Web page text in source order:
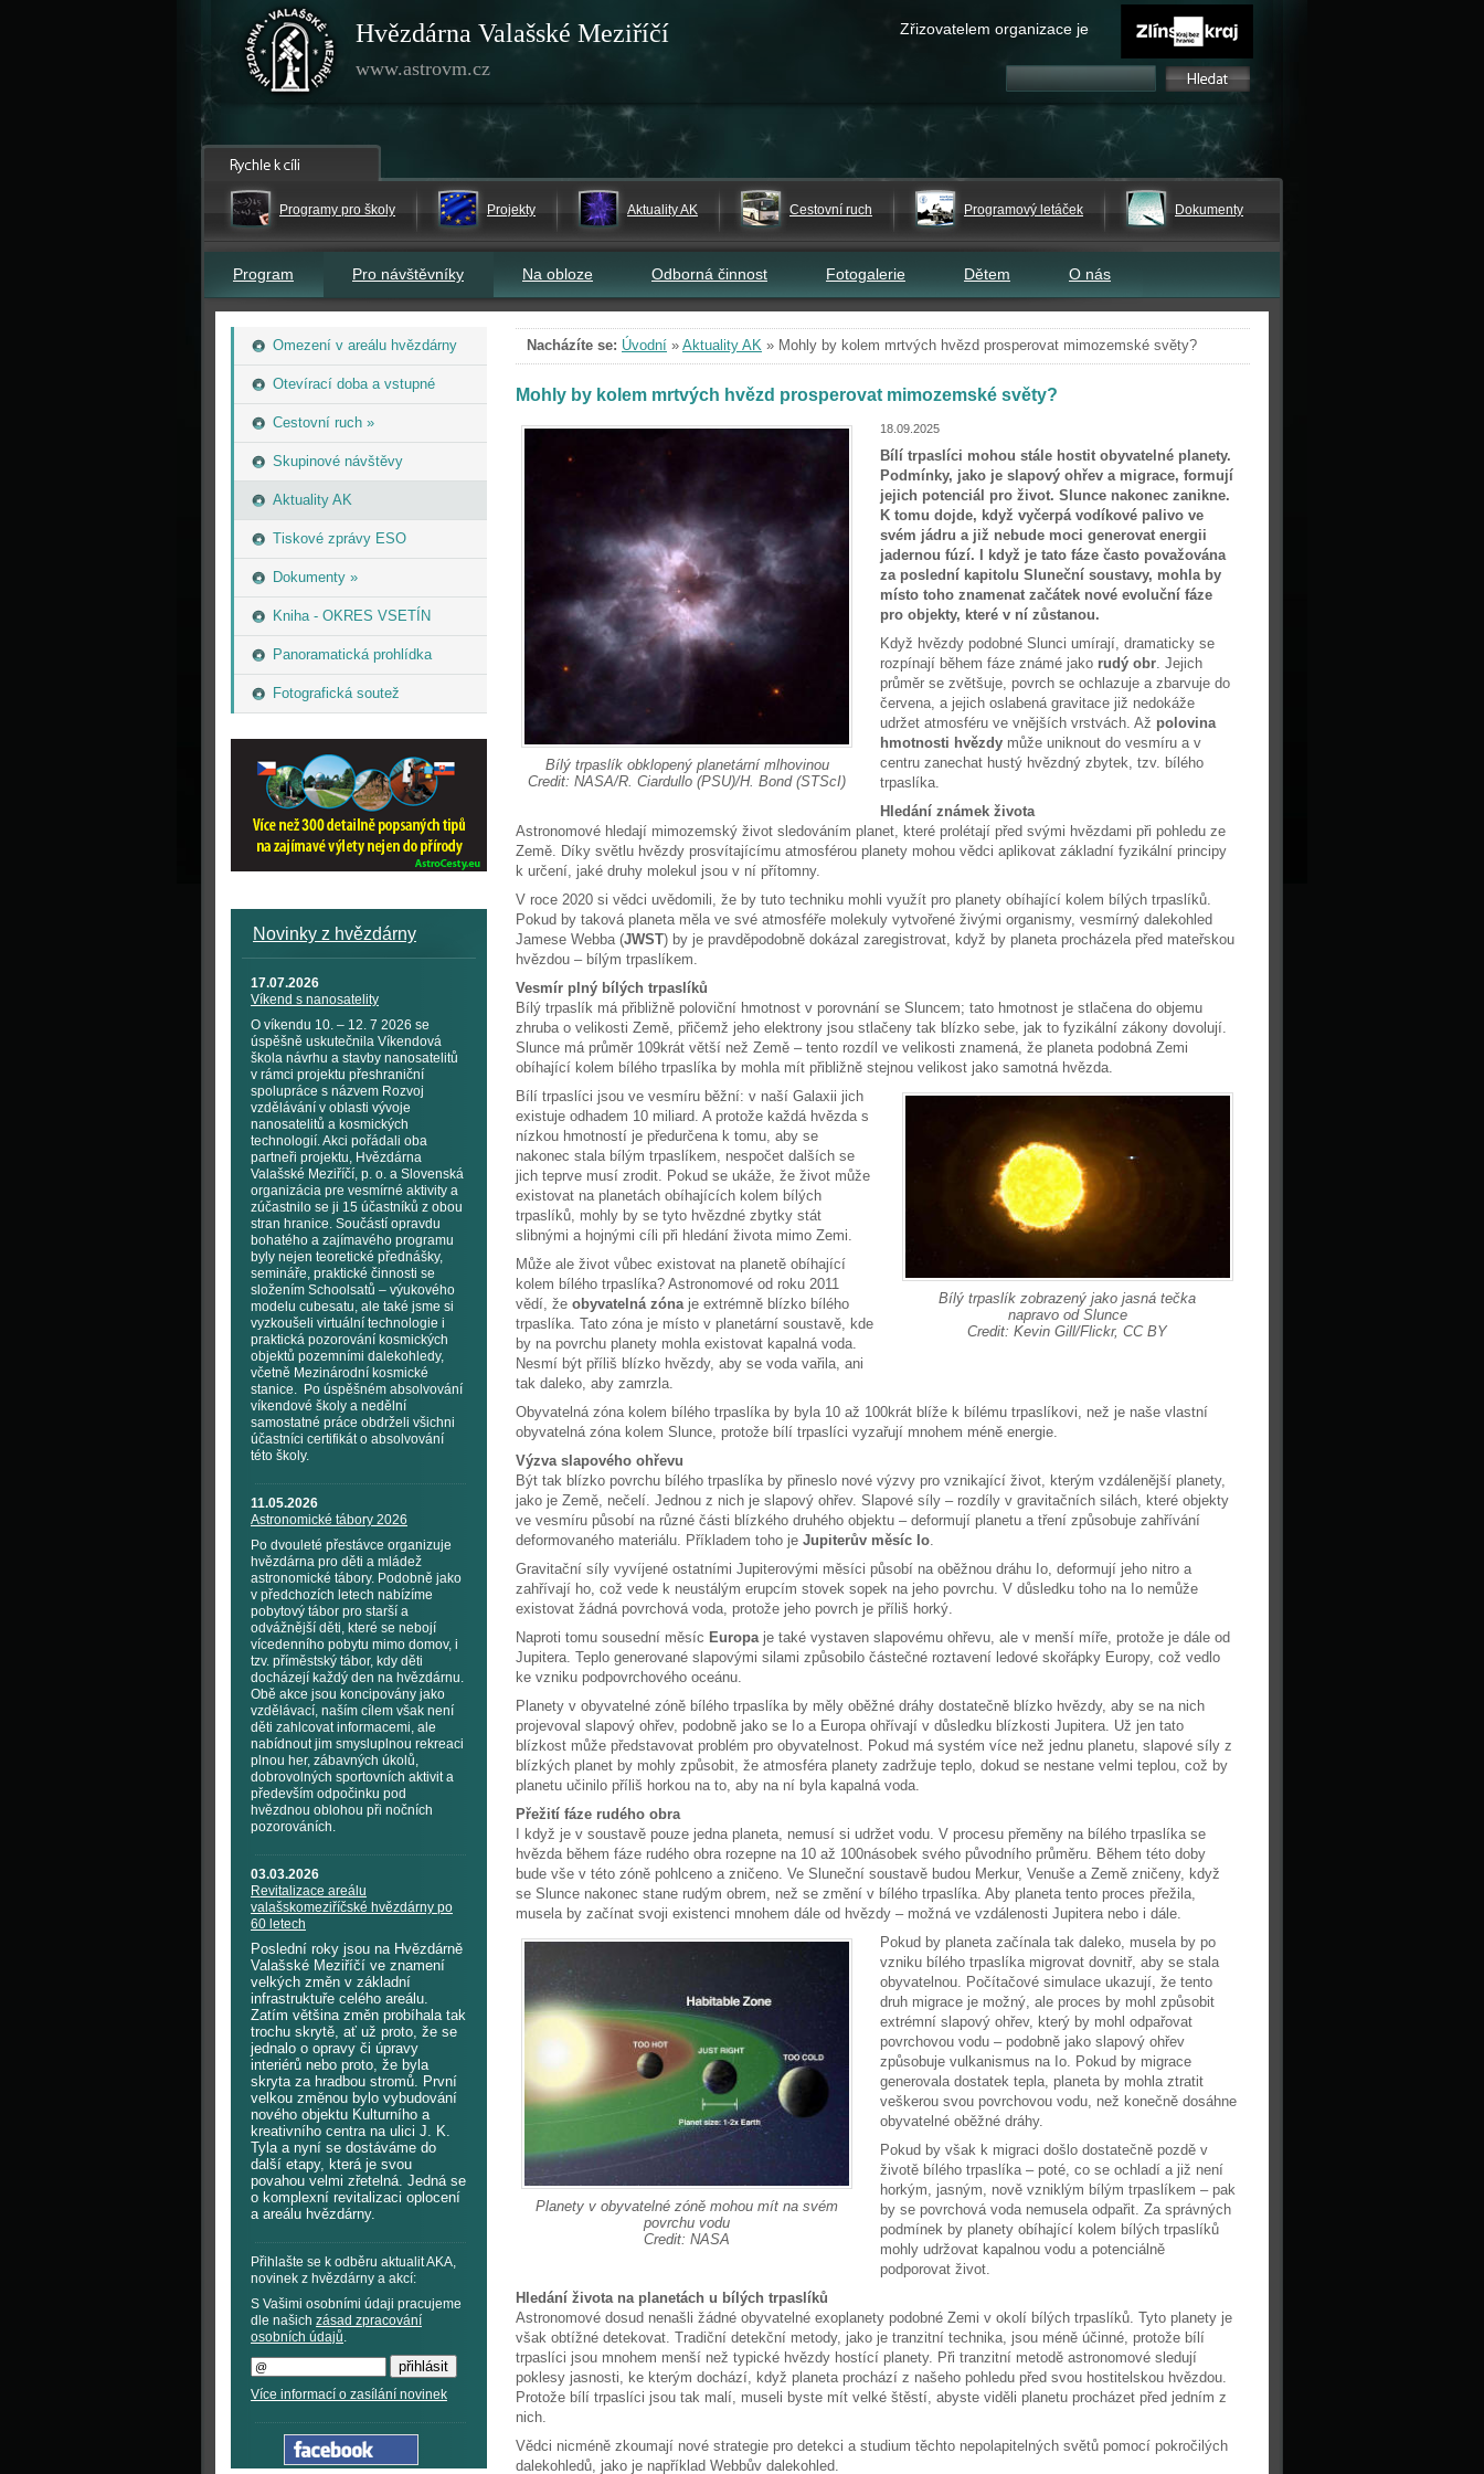
Hvězdárna Valašské Meziříčí
www.astrovm.cz
Zřizovatelem organizace je
Programy pro školy Projekty Aktuality AK Cestovní ruch Programový letáček Dokumenty
Program Pro návštěvníky Na obloze Odborná činnost Fotogalerie Dětem O nás
Omezení v areálu hvězdárny
Otevírací doba a vstupné
Cestovní ruch »
Skupinové návštěvy
Aktuality AK
Tiskové zprávy ESO
Dokumenty »
Kniha - OKRES VSETÍN
Panoramatická prohlídka
Fotografická soutež
Novinky z hvězdárny
17.07.2026
Víkend s nanosatelity
O víkendu 10. – 12. 7 2026 se
úspěšně uskutečnila Víkendová
škola návrhu a stavby nanosatelitů
v rámci projektu přeshraniční
spolupráce s názvem Rozvoj
vzdělávání v oblasti vývoje
nanosatelitů a kosmických
technologií. Akci pořádali oba
partneři projektu, Hvězdárna
Valašské Meziříčí, p. o. a Slovenská
organizácia pre vesmírné aktivity a
zúčastnilo se ji 15 účastníků z obou
stran hranice. Součástí opravdu
bohatého a zajímavého programu
byly nejen teoretické přednášky,
semináře, praktické činnosti se
složením Schoolsatů – výukového
modelu cubesatu, ale také jsme si
vyzkoušeli virtuální technologie i
praktická pozorování kosmických
objektů pozemními dalekohledy,
včetně Mezinárodní kosmické
stanice. Po úspěšném absolvování
víkendové školy a nedělní
samostatné práce obdrželi všichni
účastníci certifikát o absolvování
této školy.
11.05.2026
Astronomické tábory 2026
Po dvouleté přestávce organizuje
hvězdárna pro děti a mládež
astronomické tábory. Podobně jako
v předchozích letech nabízíme
pobytový tábor pro starší a
odvážnější děti, které se nebojí
vícedenního pobytu mimo domov, i
tzv. příměstský tábor, kdy děti
docházejí každý den na hvězdárnu.
Obě akce jsou koncipovány jako
vzdělávací, naším cílem však není
děti zahlcovat informacemi, ale
nabídnout jim smysluplnou rekreaci
plnou her, zábavných úkolů,
dobrovolných sportovních aktivit a
především odpočinku pod
hvězdnou oblohou při nočních
pozorováních.
03.03.2026
Revitalizace areálu
valašskomeziříčské hvězdárny po
60 letech
Poslední roky jsou na Hvězdárně
Valašské Meziříčí ve znamení
velkých změn v základní
infrastruktuře celého areálu.
Zatím většina změn probíhala tak
trochu skrytě, ať už proto, že se
jednalo o opravy či úpravy
interiérů nebo proto, že byla
skryta za hradbou stromů. První
velkou změnou bylo vybudování
nového objektu Kulturního a
kreativního centra na ulici J. K.
Tyla a nyní se dostáváme do
další etapy, která je svou
povahou velmi zřetelná. Jedná se
o komplexní revitalizaci oplocení
a areálu hvězdárny.
Přihlašte se k odběru aktualit AKA,
novinek z hvězdárny a akcí:
S Vašimi osobními údaji pracujeme
dle našich zásad zpracování
osobních údajů.
Více informací o zasílání novinek
Nacházíte se: Úvodní » Aktuality AK » Mohly by kolem mrtvých hvězd prosperovat mimozemské světy?
Mohly by kolem mrtvých hvězd prosperovat mimozemské světy?
18.09.2025
Bílý trpaslík obklopený planetární mlhovinou
Credit: NASA/R. Ciardullo (PSU)/H. Bond (STScI)
Bílí trpaslíci mohou stále hostit obyvatelné planety.
Podmínky, jako je slapový ohřev a migrace, formují
jejich potenciál pro život. Slunce nakonec zanikne.
K tomu dojde, když vyčerpá vodíkové palivo ve
svém jádru a již nebude moci generovat energii
jadernou fúzí. I když je tato fáze často považována
za poslední kapitolu Sluneční soustavy, mohla by
místo toho znamenat začátek nové evoluční fáze
pro objekty, které v ní zůstanou.
Když hvězdy podobné Slunci umírají, dramaticky se
rozpínají během fáze známé jako rudý obr. Jejich
průměr se zvětšuje, povrch se ochlazuje a zbarvuje do
červena, a jejich oslabená gravitace již nedokáže
udržet atmosféru ve vnějších vrstvách. Až polovina
hmotnosti hvězdy může uniknout do vesmíru a v
centru zanechat hustý hvězdný zbytek, tzv. bílého
trpaslíka.
Hledání známek života
Astronomové hledají mimozemský život sledováním planet, které prolétají před svými hvězdami při pohledu ze
Země. Díky světlu hvězdy prosvítajícímu atmosférou planety mohou vědci aplikovat základní fyzikální principy
k určení, jaké druhy molekul jsou v ní přítomny.
V roce 2020 si vědci uvědomili, že by tuto techniku mohli využít pro planety obíhající kolem bílých trpaslíků.
Pokud by taková planeta měla ve své atmosféře molekuly vytvořené živými organismy, vesmírný dalekohled
Jamese Webba (JWST) by je pravděpodobně dokázal zaregistrovat, když by planeta procházela před mateřskou
hvězdou – bílým trpaslíkem.
Vesmír plný bílých trpaslíků
Bílý trpaslík má přibližně poloviční hmotnost v porovnání se Sluncem; tato hmotnost je stlačena do objemu
zhruba o velikosti Země, přičemž jeho elektrony jsou stlačeny tak blízko sebe, jak to fyzikální zákony dovolují.
Slunce má průměr 109krát větší než Země – tento rozdíl ve velikosti znamená, že planeta podobná Zemi
obíhající kolem bílého trpaslíka by mohla mít přibližně stejnou velikost jako samotná hvězda.
Bílý trpaslík zobrazený jako jasná tečka
napravo od Slunce
Credit: Kevin Gill/Flickr, CC BY
Bílí trpaslíci jsou ve vesmíru běžní: v naší Galaxii jich
existuje odhadem 10 miliard. A protože každá hvězda s
nízkou hmotností je předurčena k tomu, aby se
nakonec stala bílým trpaslíkem, nespočet dalších se
jich teprve musí zrodit. Pokud se ukáže, že život může
existovat na planetách obíhajících kolem bílých
trpaslíků, mohly by se tyto hvězdné zbytky stát
slibnými a hojnými cíli při hledání života mimo Zemi.
Může ale život vůbec existovat na planetě obíhající
kolem bílého trpaslíka? Astronomové od roku 2011
vědí, že obyvatelná zónaje extrémně blízko bílého
trpaslíka. Tato zóna je místo v planetární soustavě, kde
by na povrchu planety mohla existovat kapalná voda.
Nesmí být příliš blízko hvězdy, aby se voda vařila, ani
tak daleko, aby zamrzla.
Obyvatelná zóna kolem bílého trpaslíka by byla 10 až 100krát blíže k bílému trpaslíkovi, než je naše vlastní
obyvatelná zóna kolem Slunce, protože bílí trpaslíci vyzařují mnohem méně energie.
Výzva slapového ohřevu
Být tak blízko povrchu bílého trpaslíka by přineslo nové výzvy pro vznikající život, kterým vzdálenější planety,
jako je Země, nečelí. Jednou z nich je slapový ohřev. Slapové síly – rozdíly v gravitačních silách, které objekty
ve vesmíru působí na různé části blízkého druhého objektu – deformují planetu a tření způsobuje zahřívání
deformovaného materiálu. Příkladem toho je Jupiterův měsíc Io.
Gravitační síly vyvíjené ostatními Jupiterovými měsíci působí na oběžnou dráhu Io, deformují jeho nitro a
zahřívají ho, což vede k neustálým erupcím stovek sopek na jeho povrchu. V důsledku toho na Io nemůže
existovat žádná povrchová voda, protože jeho povrch je příliš horký.
Naproti tomu sousední měsíc Europa je také vystaven slapovému ohřevu, ale v menší míře, protože je dále od
Jupitera. Teplo generované slapovými silami způsobilo částečné roztavení ledové skořápky Europy, což vedlo
ke vzniku podpovrchového oceánu.
Planety v obyvatelné zóně bílého trpaslíka by měly oběžné dráhy dostatečně blízko hvězdy, aby se na nich
projevoval slapový ohřev, podobně jako se Io a Europa ohřívají v důsledku blízkosti Jupitera. Už jen tato
blízkost může představovat problém pro obyvatelnost. Pokud má systém více než jednu planetu, slapové síly z
blízkých planet by mohly způsobit, že atmosféra planety zadržuje teplo, dokud se nestane velmi teplou, což by
planetu učinilo příliš horkou na to, aby na ní byla kapalná voda.
Přežití fáze rudého obra
I když je v soustavě pouze jedna planeta, nemusí si udržet vodu. V procesu přeměny na bílého trpaslíka se
hvězda během fáze rudého obra rozepne na 10 až 100násobek svého původního průměru. Během této doby
bude vše v této zóně pohlceno a zničeno. Ve Sluneční soustavě budou Merkur, Venuše a Země zničeny, když
se Slunce nakonec stane rudým obrem, než se změní v bílého trpaslíka. Aby planeta tento proces přežila,
musela by začínat svoji existenci mnohem dále od hvězdy – možná ve vzdálenosti Jupitera nebo i dále.
Planety v obyvatelné zóně mohou mít na svém
povrchu vodu
Credit: NASA
Pokud by planeta začínala tak daleko, musela by po
vzniku bílého trpaslíka migrovat dovnitř, aby se stala
obyvatelnou. Počítačové simulace ukazují, že tento
druh migrace je možný, ale proces by mohl způsobit
extrémní slapový ohřev, který by mohl odpařovat
povrchovou vodu – podobně jako slapový ohřev
způsobuje vulkanismus na Io. Pokud by migrace
generovala dostatek tepla, planeta by mohla ztratit
veškerou svou povrchovou vodu, než konečně dosáhne
obyvatelné oběžné dráhy.
Pokud by však k migraci došlo dostatečně pozdě v
životě bílého trpaslíka – poté, co se ochladí a již není
horkým, jasným, nově vzniklým bílým trpaslíkem – pak
by se povrchová voda nemusela odpařit. Za správných
podmínek by planety obíhající kolem bílých trpaslíků
mohly udržovat kapalnou vodu a potenciálně
podporovat život.
Hledání života na planetách u bílých trpaslíků
Astronomové dosud nenašli žádné obyvatelné exoplanety podobné Zemi v okolí bílých trpaslíků. Tyto planety je
však obtížné detekovat. Tradiční detekční metody, jako je tranzitní technika, jsou méně účinné, protože bílí
trpaslíci jsou mnohem menší než typické hvězdy hostící planety. Při tranzitní metodě astronomové sledují
poklesy jasnosti, ke kterým dochází, když planeta prochází z našeho pohledu před svou hostitelskou hvězdou.
Protože bílí trpaslíci jsou tak malí, museli byste mít velké štěstí, abyste viděli planetu procházet před jedním z
nich.
Vědci nicméně zkoumají nové strategie pro detekci a studium těchto nepolapitelných světů pomocí pokročilých
dalekohledů, jako je například Webbův dalekohled.